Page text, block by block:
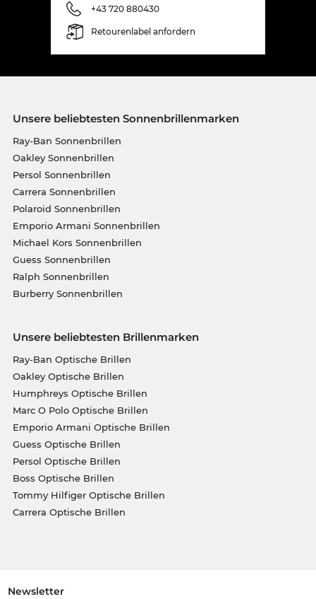
+43 720 880430
Retourenlabel anfordern
Unsere beliebtesten Sonnenbrillenmarken
Ray-Ban Sonnenbrillen
Oakley Sonnenbrillen
Persol Sonnenbrillen
Carrera Sonnenbrillen
Polaroid Sonnenbrillen
Emporio Armani Sonnenbrillen
Michael Kors Sonnenbrillen
Guess Sonnenbrillen
Ralph Sonnenbrillen
Burberry Sonnenbrillen
Unsere beliebtesten Brillenmarken
Ray-Ban Optische Brillen
Oakley Optische Brillen
Humphreys Optische Brillen
Marc O Polo Optische Brillen
Emporio Armani Optische Brillen
Guess Optische Brillen
Persol Optische Brillen
Boss Optische Brillen
Tommy Hilfiger Optische Brillen
Carrera Optische Brillen
Newsletter